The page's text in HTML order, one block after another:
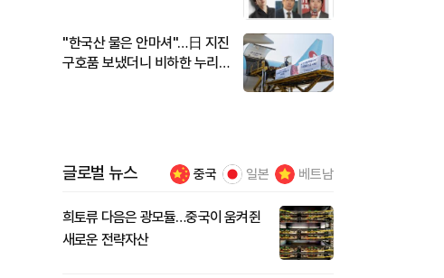
"한국산 물은 안마셔"…日 지진
구호품 보냈더니 비하한 누리
글로벌 뉴스 중국 일본 베트남
희토류 다음은 광모듈…중국이 움켜쥔
새로운 전략자산